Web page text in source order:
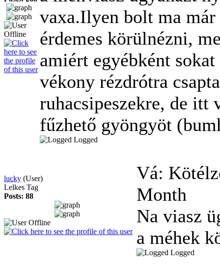
vaxa.Ilyen bolt ma
érdemes körülnézni,
amiért egyébként
vékony rézdrótra
ruhacsipeszekre, de itt
fűzhető gyöngyöt
Logged
lucky (User)
Lelkes Tag
Posts: 88
Vá:
Month
Na viasz
a méhek
Logged